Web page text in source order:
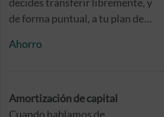
de forma puntual, a tu plan de
incrementar tus expectativas de
este tipo de productos.
Ahorro
Amortización de capital
Cuando hablamos de